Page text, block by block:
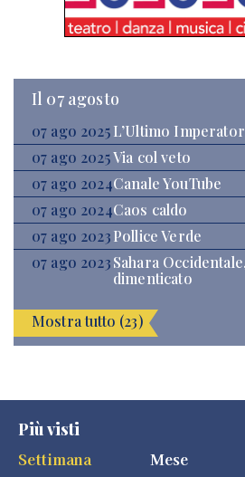
Il 07 agosto
07 ago 2025 L’Ultimo
07 ago 2025Via col veto
07 ago 2024Canale YouTube
07 ago 2024Caos caldo
07 ago 2023Pollice Verde
07 ago 2023Sahara
dimenticato
Mostra tutto (23)
Più visti
Settimana
Mese